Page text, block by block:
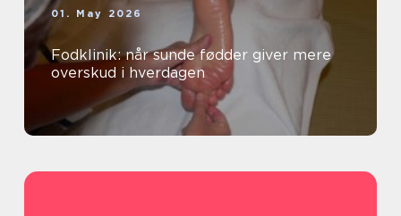
01. May 2026
Fodklinik: når sunde fødder giver mere
overskud i hverdagen